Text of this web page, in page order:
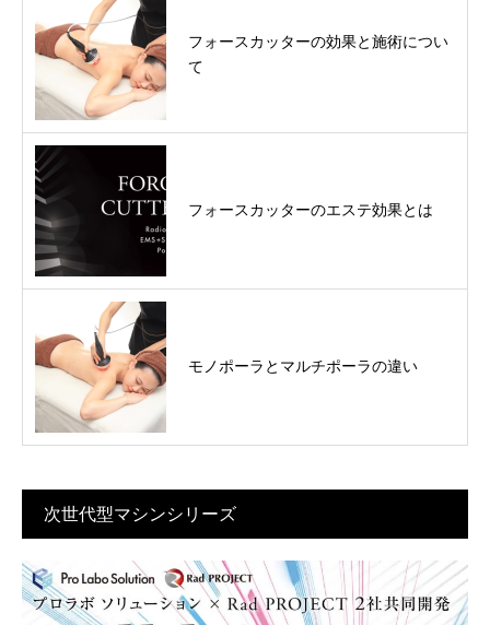
フォースカッターの効果と施術につい
て
フォースカッターのエステ効果とは
モノポーラとマルチポーラの違い
次世代型マシンシリーズ